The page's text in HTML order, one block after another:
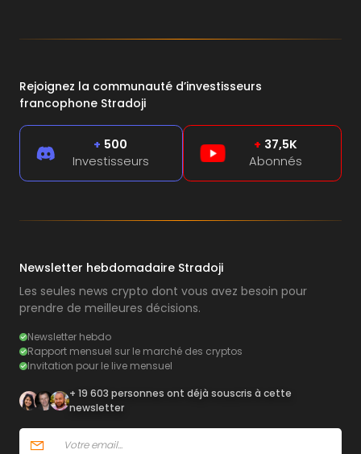
Rejoignez la communauté d’investisseurs
francophone Stradoji
+ 500
Investisseurs
+ 37,5K
Abonnés
Newsletter hebdomadaire Stradoji
Les seules news crypto dont vous avez besoin pour
prendre de meilleures décisions.
Newsletter hebdo
Rapport mensuel sur le marché des cryptos
Invitation pour le live mensuel
+ 19 603 personnes ont déjà souscris à cette
newsletter